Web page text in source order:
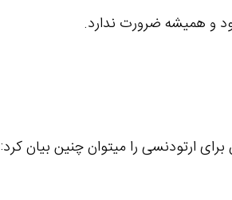
و همیشه ضرورت ندارد.
ارتودنسی را میتوان چنین بیان کرد: